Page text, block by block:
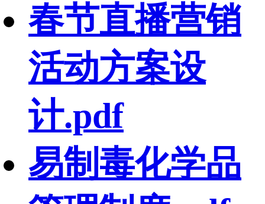
春节直播营销
活动方案设
计.pdf
易制毒化学品